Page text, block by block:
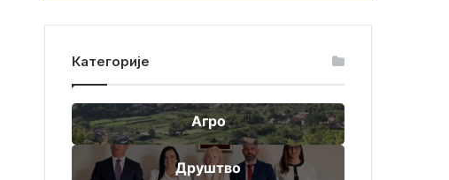
Категорије
Агро
Друштво